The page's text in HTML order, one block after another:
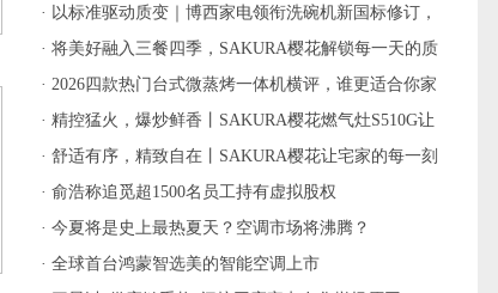
· 以标准驱动质变｜博西家电领衔洗碗机新国标修订，
首批新一级水效新品全渠道落地
· 将美好融入三餐四季，SAKURA樱花解锁每一天的质
感与温柔
· 2026四款热门台式微蒸烤一体机横评，谁更适合你家
厨房？
· 精控猛火，爆炒鲜香丨SAKURA樱花燃气灶S510G让
每一餐都有滋有味
· 舒适有序，精致自在丨SAKURA樱花让宅家的每一刻
都从容安心
· 俞浩称追觅超1500名员工持有虚拟股权
· 今夏将是史上最热夏天？空调市场将沸腾？
· 全球首台鸿蒙智选美的智能空调上市